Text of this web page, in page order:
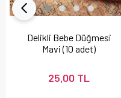
Delikli Bebe Düğmesi
Mavi (10 adet)
25,00 TL